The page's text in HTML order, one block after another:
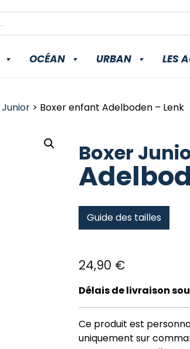
OCÉAN URBAN LES
> Boxer enfant Adelboden – Lenk
Boxer
Guide des tailles
24,90 €
Délais de livraison
Ce produit est
uniquement sur